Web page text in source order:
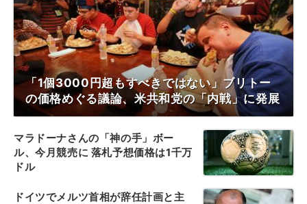
「1個3000円超もすべきではない」ブリトー
の価格めぐる議論、米共和党の「内戦」に発展
マラドーナさんの「神の手」ボー
ル、今月競売に 落札予想価格は1千万
ドル
ドイツでメルツ首相が辞任計画と主